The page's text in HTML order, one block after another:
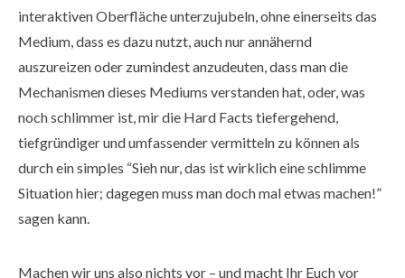
interaktiven Oberfläche unterzujubeln, ohne einerseits das
Medium, dass es dazu nutzt, auch nur annähernd
auszureizen oder zumindest anzudeuten, dass man die
Mechanismen dieses Mediums verstanden hat, oder, was
noch schlimmer ist, mir die Hard Facts tiefergehend,
tiefgründiger und umfassender vermitteln zu können als
durch ein simples “Sieh nur, das ist wirklich eine schlimme
Situation hier; dagegen muss man doch mal etwas machen!”
sagen kann.
Machen wir uns also nichts vor – und macht Ihr Euch vor